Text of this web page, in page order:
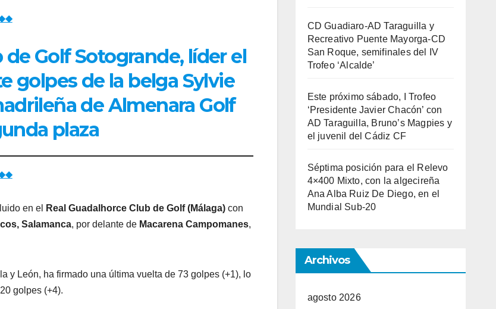
Golf Sotogrande, líder el
golpes de la belga Sylvie
de Almenara Golf
plaza
en el Real Guadalhorce Club de Golf (Málaga) con
Salamanca, por delante de Macarena Campomanes,
y León, ha firmado una última vuelta de 73 golpes (+1), lo
golpes (+4).
CD Guadiaro-AD Taraguilla y
Recreativo Puente Mayorga-CD
San Roque, semifinales del IV
Trofeo ‘Alcalde’
Este próximo sábado, I Trofeo
‘Presidente Javier Chacón’ con
AD Taraguilla, Bruno’s Magpies y
el juvenil del Cádiz CF
Séptima posición para el Relevo
4×400 Mixto, con la algecireña
Ana Alba Ruiz De Diego, en el
Mundial Sub-20
Archivos
agosto 2026